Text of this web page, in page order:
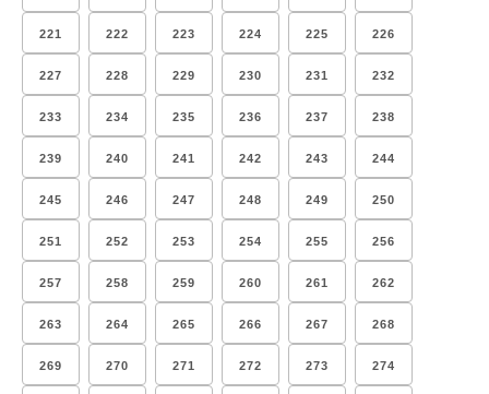
221 222 223 224 225 226
227 228 229 230 231 232
233 234 235 236 237 238
239 240 241 242 243 244
245 246 247 248 249 250
251 252 253 254 255 256
257 258 259 260 261 262
263 264 265 266 267 268
269 270 271 272 273 274